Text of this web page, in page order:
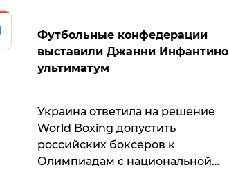
Футбольные конфедерации
выставили Джанни Инфантино
ультиматум
Украина ответила на решение
World Boxing допустить
российских боксеров к
Олимпиадам с национальной